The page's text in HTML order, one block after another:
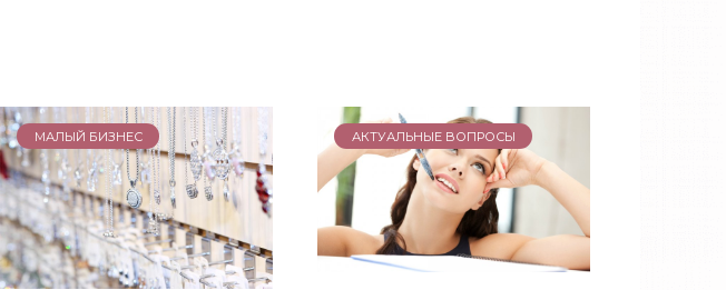
МАЛЫЙ БИЗНЕС АКТУАЛЬНЫЕ ВОПРОСЫ